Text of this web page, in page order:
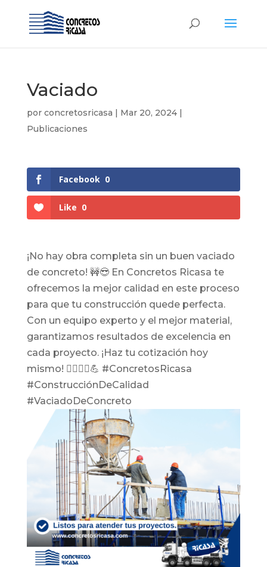
Vaciado
por concretosricasa | Mar 20, 2024|
Publicaciones
Facebook 0
Like 0
¡No hay obra completa sin un buen vaciado
de concreto! 🚧😎 En Concretos Ricasa te
ofrecemos la mejor calidad en este proceso
para que tu construcción quede perfecta.
Con un equipo experto y el mejor material,
garantizamos resultados de excelencia en
cada proyecto. ¡Haz tu cotización hoy
mismo! 👷‍♂️👷‍♀️💪 #ConcretosRicasa
#ConstrucciónDeCalidad
#VaciadoDeConcreto